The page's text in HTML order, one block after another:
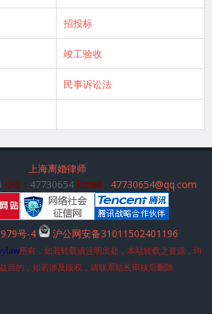
招投标
竣工验收
民事诉讼法
上海离婚律师
QQ： 47730654 Email： 47730654@qq.com
号-4 沪公网安备31011502401196
所有，如若转载请注明出处，本站转载之资源，均
目的，如若涉及版权，请联系站长审核后删除